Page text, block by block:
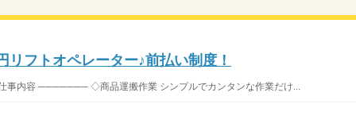
フトオペレーター♪前払い制度！
事内容 ─────── ◇商品運搬作業 シンプルでカンタンな作業だけ...